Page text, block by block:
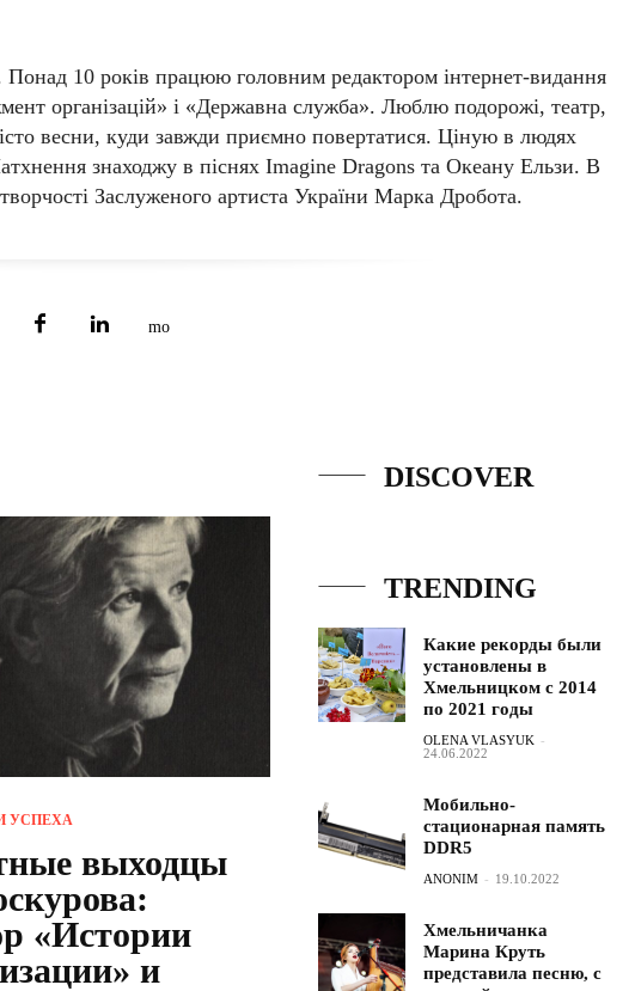
10 років працюю головним редактором інтернет-видання
організацій» і «Державна служба». Люблю подорожі, театр,
весни, куди завжди приємно повертатися. Ціную в людях
знаходжу в піснях Imagine Dragons та Океану Ельзи. В
Заслуженого артиста України Марка Дробота.
УСПЕХА
выходцы
«Истории
и
DISCOVER
TRENDING
Какие рекорды были
установлены в
Хмельницком с 2014
по 2021 годы
OLENA VLASYUK -
24.06.2022
Мобильно-
стационарная память
DDR5
ANONIM - 19.10.2022
Хмельничанка
Марина Круть
представила песню, с